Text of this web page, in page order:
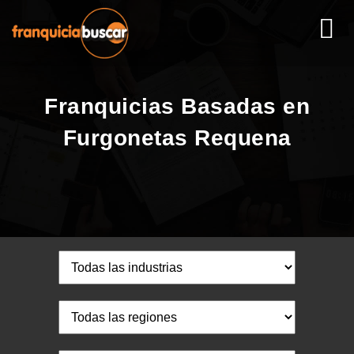
Franquicias Basadas en
Furgonetas Requena